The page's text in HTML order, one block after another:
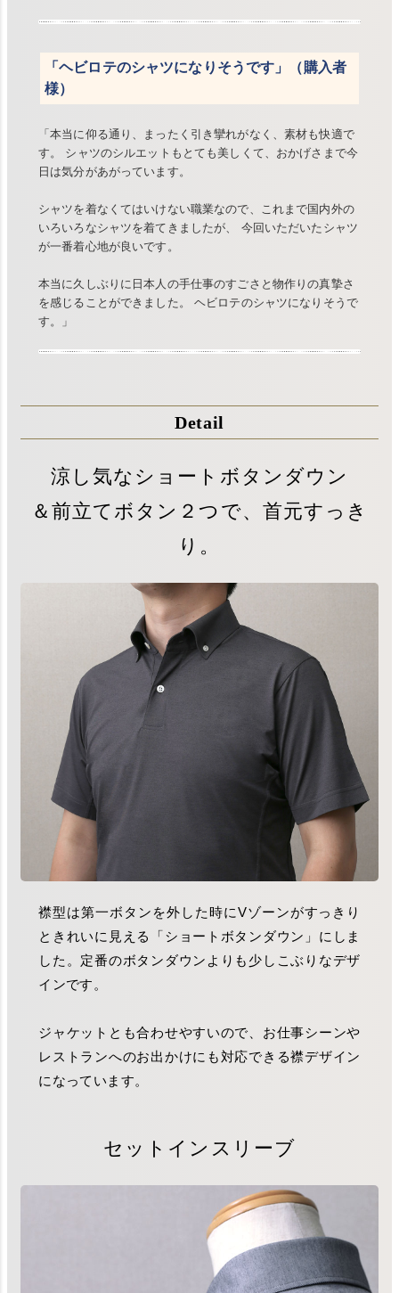
「ヘビロテのシャツになりそうです」（購入者
様）
「本当に仰る通り、まったく引き攣れがなく、素材も快適で
す。 シャツのシルエットもとても美しくて、おかげさまで今
日は気分があがっています。
シャツを着なくてはいけない職業なので、これまで国内外の
いろいろなシャツを着てきましたが、 今回いただいたシャツ
が一番着心地が良いです。
本当に久しぶりに日本人の手仕事のすごさと物作りの真摯さ
を感じることができました。 ヘビロテのシャツになりそうで
す。」
Detail
涼し気なショートボタンダウン
＆前立てボタン２つで、首元すっき
り。
襟型は第一ボタンを外した時にVゾーンがすっきり
ときれいに見える「ショートボタンダウン」にしま
した。定番のボタンダウンよりも少しこぶりなデザ
インです。
ジャケットとも合わせやすいので、お仕事シーンや
レストランへのお出かけにも対応できる襟デザイン
になっています。
セットインスリーブ